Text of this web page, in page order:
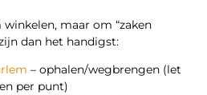
maar om “zaken
dan het handigst:
– ophalen/wegbrengen (let
per punt)